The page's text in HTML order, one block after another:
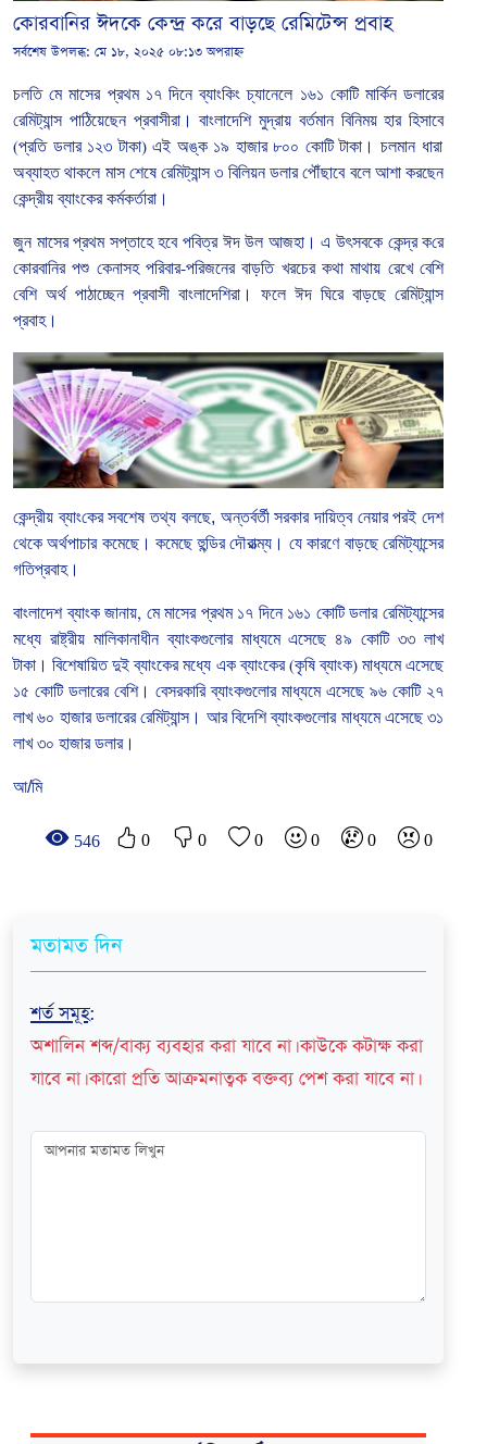
কোরবানির ঈদকে কেন্দ্র করে বাড়ছে রেমিটেন্স প্রবাহ
সর্বশেষ উপলব্ধ: মে ১৮, ২০২৫ ০৮:১৩ অপরাহ্ন
চলতি মে মাসের প্রথম ১৭ দিনে ব্যাংকিং চ্যানেলে ১৬১ কোটি মার্কিন ডলারের
রেমিট্যান্স পাঠিয়েছেন প্রবাসীরা। বাংলাদেশি মুদ্রায় বর্তমান বিনিময় হার হিসাবে
(প্রতি ডলার ১২৩ টাকা)এই অঙ্ক ১৯ হাজার ৮০০ কোটি টাকা। চলমান ধারা
অব্যাহত থাকলে মাস শেষে রেমিট্যান্স ৩ বিলিয়ন ডলার পৌঁছাবে বলে আশা করছেন
কেন্দ্রীয় ব্যাংকের কর্মকর্তারা।
জুন মাসের প্রথম সপ্তাহে হবে পবিত্র ঈদ উল আজহা। এ উৎসবকে কেন্দ্র করে
কোরবানির পশু কেনাসহ পরিবার-পরিজনের বাড়তি খরচের কথা মাথায় রেখে বেশি
বেশি অর্থ পাঠাচ্ছেন প্রবাসী বাংলাদেশিরা। ফলে ঈদ ঘিরে বাড়ছে রেমিট্যান্স
প্রবাহ।
কেন্দ্রীয় ব্যাংকের সবশেষ তথ্য বলছে, অন্তর্বর্তী সরকার দায়িত্ব নেয়ার পরই দেশ
থেকে অর্থপাচার কমেছে। কমেছে হুন্ডির দৌরাত্ম্য। যে কারণে বাড়ছে রেমিট্যান্সের
গতিপ্রবাহ।
বাংলাদেশ ব্যাংক জানায়, মে মাসের প্রথম ১৭ দিনে ১৬১ কোটি ডলার রেমিট্যান্সের
মধ্যে রাষ্ট্রীয় মালিকানাধীন ব্যাংকগুলোর মাধ্যমে এসেছে ৪৯ কোটি ৩৩ লাখ
টাকা। বিশেষায়িত দুই ব্যাংকের মধ্যে এক ব্যাংকের(কৃষি ব্যাংক) মাধ্যমে এসেছে
১৫ কোটি ডলারের বেশি। বেসরকারি ব্যাংকগুলোর মাধ্যমে এসেছে ৯৬ কোটি ২৭
লাখ ৬০ হাজার ডলারের রেমিট্যান্স। আর বিদেশি ব্যাংকগুলোর মাধ্যমে এসেছে ৩১
লাখ ৩০ হাজার ডলার।
আ/মি
546 0 0 0 0 0 0
মতামত দিন
শর্ত সমূহ:
অশালিন শব্দ/বাক্য ব্যবহার করা যাবে না। কাউকে কটাক্ষ করা
যাবে না। কারো প্রতি আক্রমনাত্বক বক্তব্য পেশ করা যাবে না।